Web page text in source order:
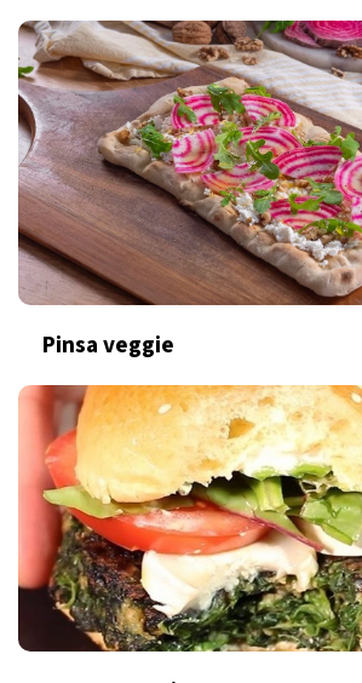
Pinsa veggie